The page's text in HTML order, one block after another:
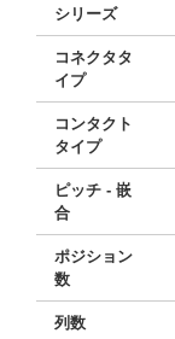
シリーズ
コネクタタ
イプ
コンタクト
タイプ
ピッチ - 嵌
合
ポジション
数
列数